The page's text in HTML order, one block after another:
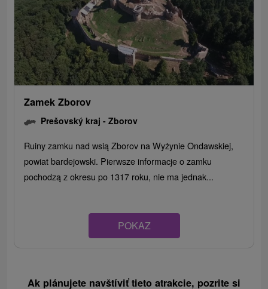
Zamek Zborov
Prešovský kraj -Zborov
Ruiny zamku nad wsią Zborov na Wyżynie Ondawskiej,
powiat bardejowski. Pierwsze informacje o zamku
pochodzą z okresu po 1317 roku, nie ma jednak...
POKAZ
Ak plánujete navštíviť tieto atrakcie, pozrite si